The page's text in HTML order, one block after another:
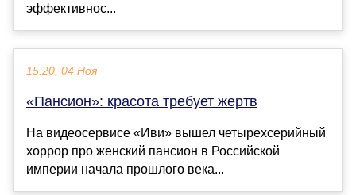
эффективнос...
15:20, 04 Ноя
«Пансион»: красота требует жертв
На видеосервисе «Иви» вышел четырехсерийный
хоррор про женский пансион в Российской
империи начала прошлого века...